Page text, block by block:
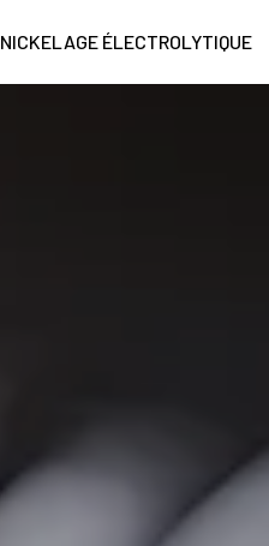
NICKELAGE ÉLECTROLYTIQUE